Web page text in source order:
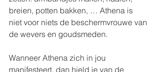
breien, potten bakken, … Athena is
niet voor niets de beschermvrouwe van
de wevers en goudsmeden.
Wanneer Athena zich in jou
manifesteert, dan hield je van de